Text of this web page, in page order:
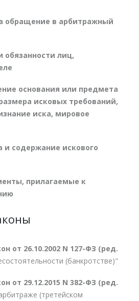
обращение в арбитражный
обязанности лиц,
основания или предмета
исковых требований,
иска, мировое
и содержание искового
прилагаемые к
от 26.10.2002 N 127-ФЗ (ред.
(банкротстве)"
от 29.12.2015 N 382-ФЗ (ред.
(третейском